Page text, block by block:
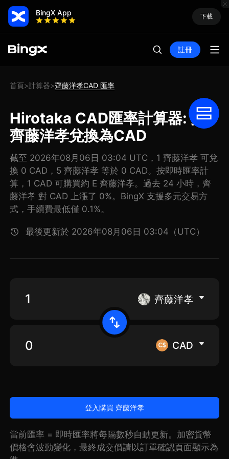
BingX App 下載
註冊
首頁>計算器>齊藤洋孝CAD 匯率
Hirotaka CAD匯率計算器: 把
齊藤洋孝兌換為CAD
截至 2026年08月06日 03:04 UTC，1 齊藤洋孝 可兌
換 0 CAD，5 齊藤洋孝 等於 0 CAD。按即時匯率計
算，1 CAD 可購買約 E 齊藤洋孝。過去 24 小時，齊
藤洋孝 對 CAD 上漲了 0%。BingX 支援多元交易方
式，手續費最低僅 0.1%。
最後更新於 2026年08月06日 03:04（UTC）
齊藤洋孝
CAD
登入購買 齊藤洋孝
當前匯率 = 即時匯率將每隔數秒自動更新。加密貨幣
價格會波動變化，最終成交價請以訂單確認頁面顯示為